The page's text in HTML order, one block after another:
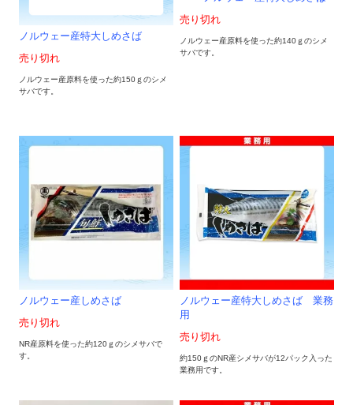
ノルウェー産特大しめさば
売り切れ
ノルウェー産原料を使った約150ｇのシメ
サバです。
売り切れ
ノルウェー産原料を使った約140ｇのシメ
サバです。
ノルウェー産しめさば
売り切れ
NR産原料を使った約120ｇのシメサバで
す。
ノルウェー産特大しめさば 業務
用
売り切れ
約150ｇのNR産シメサバが12パック入った
業務用です。